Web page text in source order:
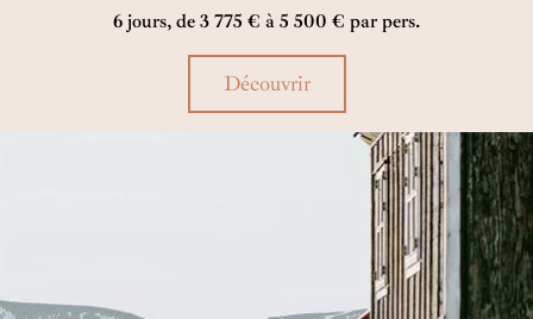
6 jours, de 3 775 € à 5 500 € par pers.
Découvrir